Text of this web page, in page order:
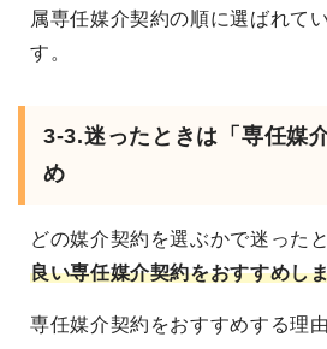
属専任媒介契約の順に選ばれて
す。
3-3.迷ったときは「専任媒
め
どの媒介契約を選ぶかで迷った
良い専任媒介契約をおすすめし
専任媒介契約をおすすめする理